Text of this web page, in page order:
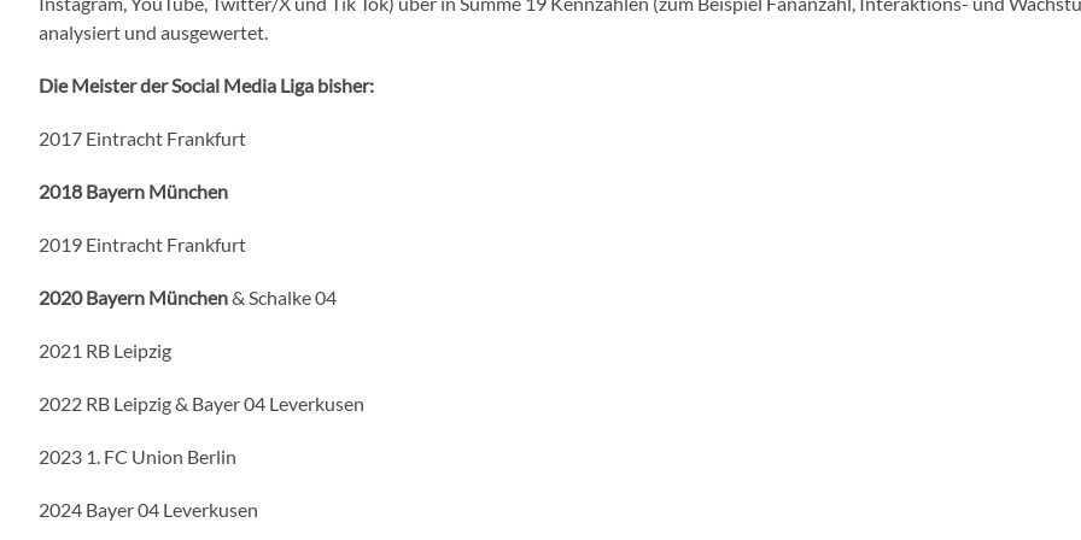
analysiert und ausgewertet.
Die Meister der Social Media Liga bisher:
2017 Eintracht Frankfurt
2018 Bayern München
2019 Eintracht Frankfurt
2020 Bayern München& Schalke 04
2021 RB Leipzig
2022 RB Leipzig & Bayer 04 Leverkusen
2023 1. FC Union Berlin
2024 Bayer 04 Leverkusen